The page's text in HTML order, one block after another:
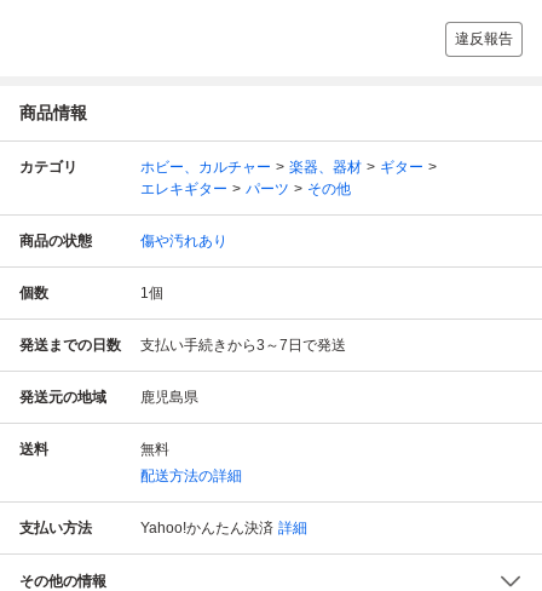
違反報告
商品情報
カテゴリ ホビー、カルチャー 楽器、器材
ギター
エレキギター
パーツ その他
商品の状態 傷や汚れあり
個数 1個
発送までの日数 支払い手続きから3～7日で発送
発送元の地域 鹿児島県
送料
無料
配送方法の詳細
支払い方法 Yahoo!かんたん決済 詳細
その他の情報